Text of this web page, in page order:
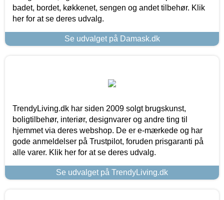
badet, bordet, køkkenet, sengen og andet tilbehør. Klik
her for at se deres udvalg.
Se udvalget på Damask.dk
TrendyLiving.dk har siden 2009 solgt brugskunst,
boligtilbehør, interiør, designvarer og andre ting til
hjemmet via deres webshop. De er e-mærkede og har
gode anmeldelser på Trustpilot, foruden prisgaranti på
alle varer. Klik her for at se deres udvalg.
Se udvalget på TrendyLiving.dk